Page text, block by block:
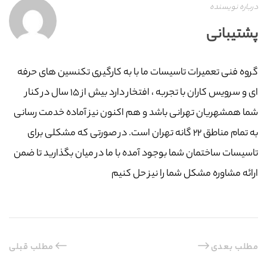
درباره نویسنده
پشتیبانی
گروه فنی تعمیرات تاسیسات ما با به‌ کارگیری تکنسین های حرفه
ای و سرویس کاران با تجربه ، افتخار دارد بیش از ۱۵ سال در کنار
شما همشهریان تهرانی باشد و هم اکنون نیز آماده خدمت رسانی
به تمام مناطق ۲۲ گانه تهران است. در صورتی که مشکلی برای
تاسیسات ساختمان شما بوجود آمده با ما در میان بگذارید تا ضمن
ارائه مشاوره مشکل شما را نیز حل کنیم
مطلب قبلی مطلب بعدی